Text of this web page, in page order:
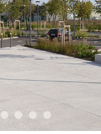
Slide 1Slide 2
Slide 3Slide 4